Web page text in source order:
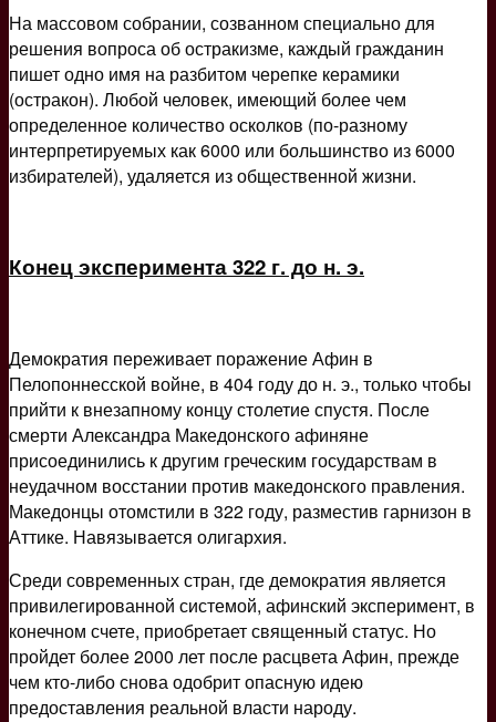
На массовом собрании, созванном специально для
решения вопроса об остракизме, каждый гражданин
пишет одно имя на разбитом черепке керамики
(остракон). Любой человек, имеющий более чем
определенное количество осколков (по-разному
интерпретируемых как 6000 или большинство из 6000
избирателей), удаляется из общественной жизни.
Конец эксперимента 322 г. до н. э.
Демократия переживает поражение Афин в
Пелопоннесской войне, в 404 году до н. э., только чтобы
прийти к внезапному концу столетие спустя. После
смерти Александра Македонского афиняне
присоединились к другим греческим государствам в
неудачном восстании против македонского правления.
Македонцы отомстили в 322 году, разместив гарнизон в
Аттике. Навязывается олигархия.
Среди современных стран, где демократия является
привилегированной системой, афинский эксперимент, в
конечном счете, приобретает священный статус. Но
пройдет более 2000 лет после расцвета Афин, прежде
чем кто-либо снова одобрит опасную идею
предоставления реальной власти народу.